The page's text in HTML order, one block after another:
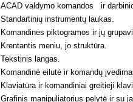
ACAD valdymo komandos ir
Standartinių instrumentų laukas.
Komandinės piktogramos ir jų
Krentantis meniu, jo struktūra.
Tekstinis langas.
Komandinė eilutė ir komandų
Klaviatūra ir komandiniai greitieji
Grafinis manipuliatorius pelytė ir su